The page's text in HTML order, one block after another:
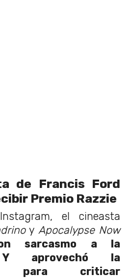
de Francis Ford
Premio Razzie
el cineasta
y Apocalypse Now
sarcasmo a la
Y aprovechó la
para criticar